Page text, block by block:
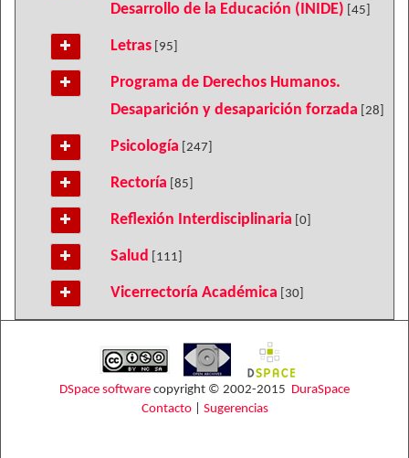
Desarrollo de la Educación (INIDE) [45]
Letras [95]
Programa de Derechos Humanos.
Desaparición y desaparición forzada [28]
Psicología [247]
Rectoría [85]
Reflexión Interdisciplinaria [0]
Salud [111]
Vicerrectoría Académica [30]
DSpace software copyright © 2002-2015 DuraSpace
Contacto| Sugerencias